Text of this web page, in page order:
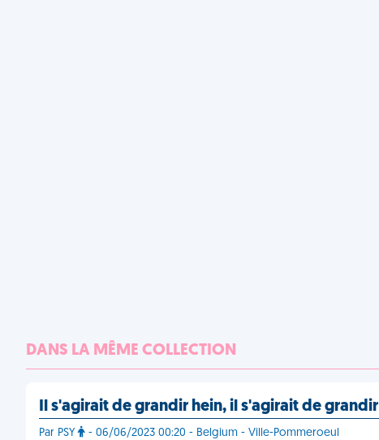
DANS LA MÊME COLLECTION
Il s'agirait de grandir hein, il s'agirait de grandir
Par PSY - 06/06/2023 00:20 - Belgium - Ville-Pommeroeul